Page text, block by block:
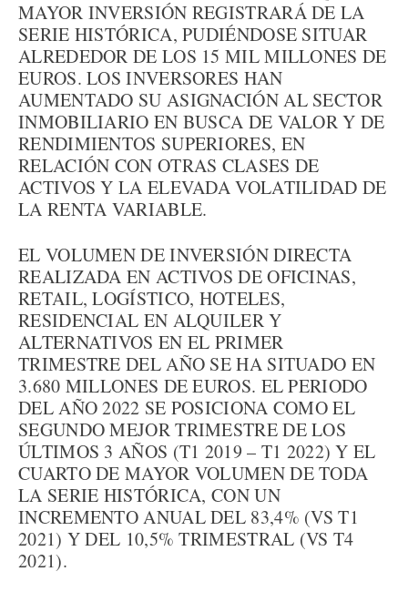
MAYOR INVERSIÓN REGISTRARÁ DE LA
SERIE HISTÓRICA, PUDIÉNDOSE SITUAR
ALREDEDOR DE LOS 15 MIL MILLONES DE
EUROS. LOS INVERSORES HAN
AUMENTADO SU ASIGNACIÓN AL SECTOR
INMOBILIARIO EN BUSCA DE VALOR Y DE
RENDIMIENTOS SUPERIORES, EN
RELACIÓN CON OTRAS CLASES DE
ACTIVOS Y LA ELEVADA VOLATILIDAD DE
LA RENTA VARIABLE.
EL VOLUMEN DE INVERSIÓN DIRECTA
REALIZADA EN ACTIVOS DE OFICINAS,
RETAIL, LOGÍSTICO, HOTELES,
RESIDENCIAL EN ALQUILER Y
ALTERNATIVOS EN EL PRIMER
TRIMESTRE DEL AÑO SE HA SITUADO EN
3.680 MILLONES DE EUROS. EL PERIODO
DEL AÑO 2022 SE POSICIONA COMO EL
SEGUNDO MEJOR TRIMESTRE DE LOS
ÚLTIMOS 3 AÑOS (T1 2019 – T1 2022) Y EL
CUARTO DE MAYOR VOLUMEN DE TODA
LA SERIE HISTÓRICA, CON UN
INCREMENTO ANUAL DEL 83,4% (VS T1
2021) Y DEL 10,5% TRIMESTRAL (VS T4
2021).